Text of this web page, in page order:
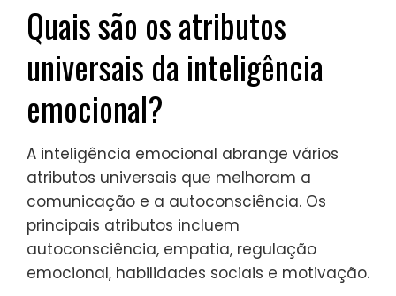
Quais são os atributos
universais da inteligência
emocional?
A inteligência emocional abrange vários
atributos universais que melhoram a
comunicação e a autoconsciência. Os
principais atributos incluem
autoconsciência, empatia, regulação
emocional, habilidades sociais e motivação.